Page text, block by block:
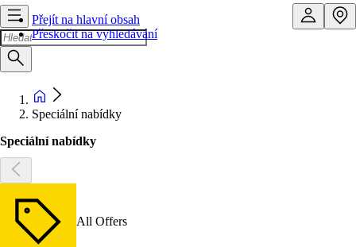
Přejít na hlavní obsah
Přeskočit na vyhledávání
Speciální nabídky
Speciální nabídky
All Offers